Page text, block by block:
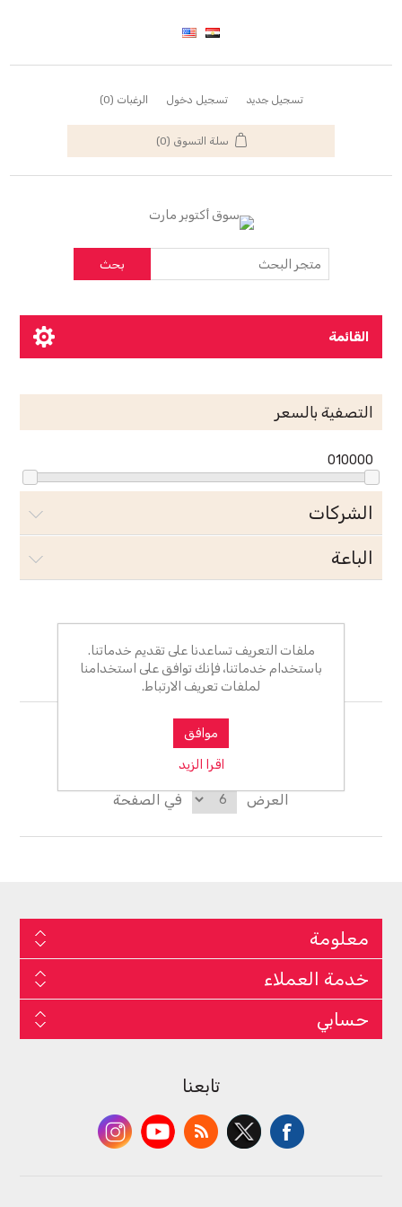
تسجيل جديد تسجيل دخول الرغبات (0)
سلة التسوق (0)
بحث
القائمة
التصفية بالسعر
010000
الشركات
الباعة
لونا لصناعة العطور
ومستحضرات التجميل
العرض في الصفحة
معلومة
خدمة العملاء
حسابي
تابعنا
ملفات التعريف تساعدنا على تقديم خدماتنا.
باستخدام خدماتنا، فإنك توافق على استخدامنا
لملفات تعريف الارتباط.
موافق
اقرا الزيد